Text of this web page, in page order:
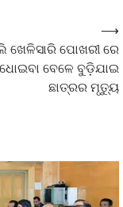
ଖେଳିସାରି ପୋଖରୀ ରେ
ବେଳେ ବୁଡ଼ିଯାଇ
ଛାତ୍ରର ମୃତ୍ୟୁ
⟶